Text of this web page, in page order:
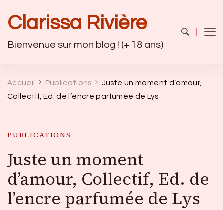
Clarissa Rivière
Bienvenue sur mon blog ! (+ 18 ans)
Accueil Publications
Juste un moment d’amour,
Collectif, Ed. de l’encre parfumée de Lys
PUBLICATIONS
Juste un moment
d’amour, Collectif, Ed. de
l’encre parfumée de Lys